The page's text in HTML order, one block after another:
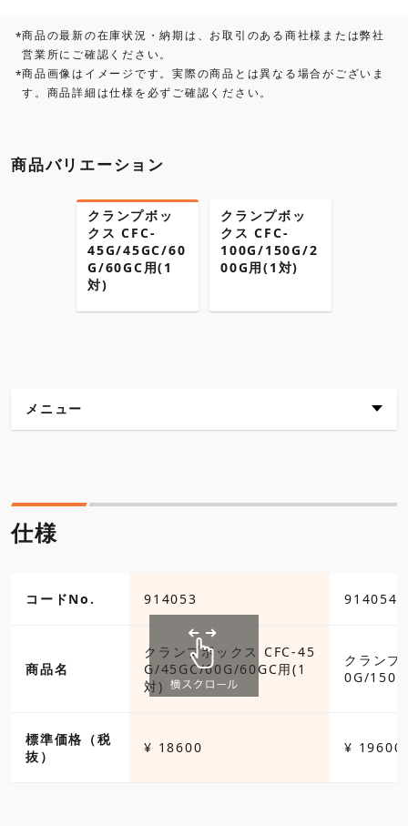
*商品の最新の在庫状況・納期は、お取引のある商社様または弊社
営業所にご確認ください。
*商品画像はイメージです。実際の商品とは異なる場合がございま
す。商品詳細は仕様を必ずご確認ください。
商品バリエーション
クランプボッ
クス CFC-
45G/45GC/60
G/60GC用(1
対)
クランプボッ
クス CFC-
100G/150G/2
00G用(1対)
メニュー
各種ダウンロード
仕様
コードNo. 914053 914054
商品名
クランプボックス CFC-45
G/45GC/60G/60GC用(1
対)
クランプ
0G/
標準価格（税
抜）
¥ 18600 ¥ 19600